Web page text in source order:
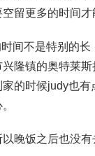
留更多的时间才
间不是特别的
隆镇的奥特莱
的时候judy也
晚饭之后也没